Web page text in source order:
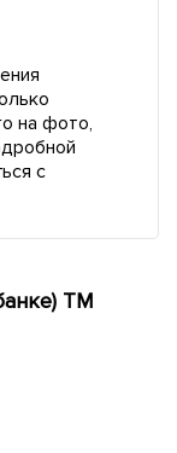
на фото,
с
ТМ